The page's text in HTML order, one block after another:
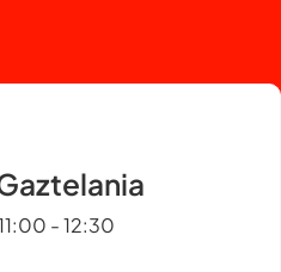
- 12:30